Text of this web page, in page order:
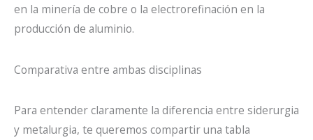
en la minería de cobre o la electrorefinación en la
producción de aluminio.
Comparativa entre ambas disciplinas
Para entender claramente la diferencia entre siderurgia
y metalurgia, te queremos compartir una tabla